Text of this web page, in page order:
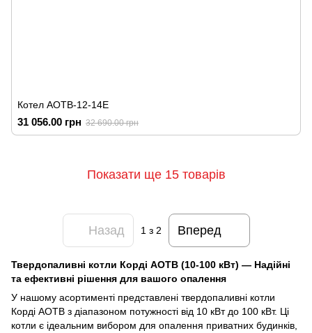
Котел АОТВ-12-14Е
31 056.00 грн 32 690.00 грн
Показати ще 15 товарів
Назад 1 з 2 Вперед
Твердопаливні котли Корді АОТВ (10-100 кВт) — Надійні
та ефективні рішення для вашого опалення
У нашому асортименті представлені твердопаливні котли
Корді АОТВ з діапазоном потужності від 10 кВт до 100 кВт. Ці
котли є ідеальним вибором для опалення приватних будинків,